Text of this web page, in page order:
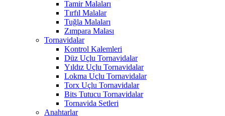
Tamir Malaları
Tırfıl Malalar
Tuğla Malaları
Zımpara Malası
Tornavidalar
Kontrol Kalemleri
Düz Uçlu Tornavidalar
Yıldız Uçlu Tornavidalar
Lokma Uçlu Tornavidalar
Torx Uçlu Tornavidalar
Bits Tutucu Tornavidalar
Tornavida Setleri
Anahtarlar